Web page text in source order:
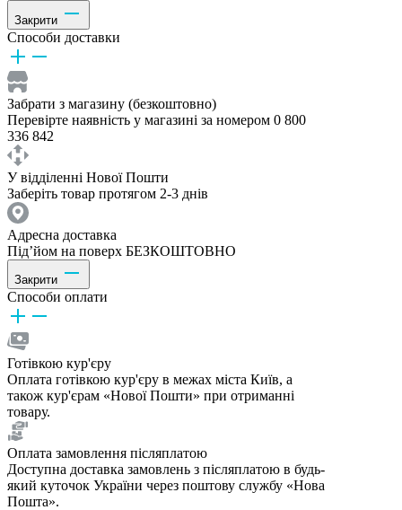
Закрити
Способи доставки
Забрати з магазину (безкоштовно)
Перевірте наявність у магазині за номером 0 800
336 842
У відділенні Нової Пошти
Заберіть товар протягом 2-3 днів
Адресна доставка
Під’йом на поверх БЕЗКОШТОВНО
Закрити
Способи оплати
Готівкою кур'єру
Оплата готівкою кур'єру в межах міста Київ, а
також кур'єрам «Нової Пошти» при отриманні
товару.
Оплата замовлення післяплатою
Доступна доставка замовлень з післяплатою в будь-
який куточок України через поштову службу «Нова
Пошта».